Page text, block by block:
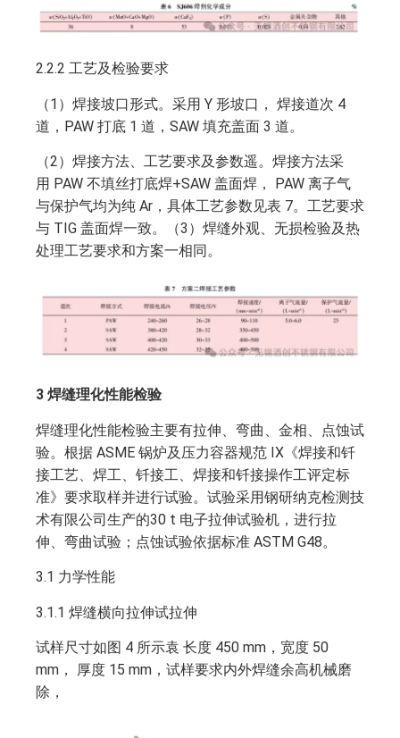
2.2.2 工艺及检验要求
（1）焊接坡口形式。采用 Y 形坡口， 焊接道次 4
道，PAW 打底 1 道，SAW 填充盖面 3 道。
（2）焊接方法、工艺要求及参数遥。焊接方法采
用 PAW 不填丝打底焊+SAW 盖面焊， PAW 离子气
与保护气均为纯 Ar，具体工艺参数见表 7。工艺要求
与 TIG 盖面焊一致。（3）焊缝外观、无损检验及热
处理工艺要求和方案一相同。
3 焊缝理化性能检验
焊缝理化性能检验主要有拉伸、弯曲、金相、点蚀试
验。根据 ASME 锅炉及压力容器规范 IX《焊接和钎
接工艺、焊工、钎接工、焊接和钎接操作工评定标
准》要求取样并进行试验。试验采用钢研纳克检测技
术有限公司生产的30 t 电子拉伸试验机，进行拉
伸、弯曲试验；点蚀试验依据标准 ASTM G48。
3.1 力学性能
3.1.1 焊缝横向拉伸试拉伸
试样尺寸如图 4 所示袁 长度 450 mm，宽度 50
mm， 厚度 15 mm，试样要求内外焊缝余高机械磨
除，